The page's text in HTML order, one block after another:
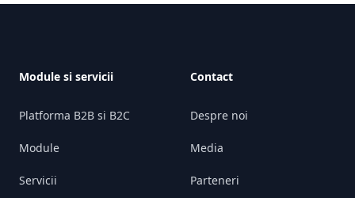
Module si servicii
Platforma B2B si B2C
Module
Servicii
Contact
Despre noi
Media
Parteneri